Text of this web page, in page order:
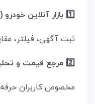
1️⃣ بازار آنلاین خودرو (Auto Marketplace)
ثبت آگهی، فیلتر،
2️⃣ مرجع قیمت و تحلیل بازار خودرو
مخصوص کاربران